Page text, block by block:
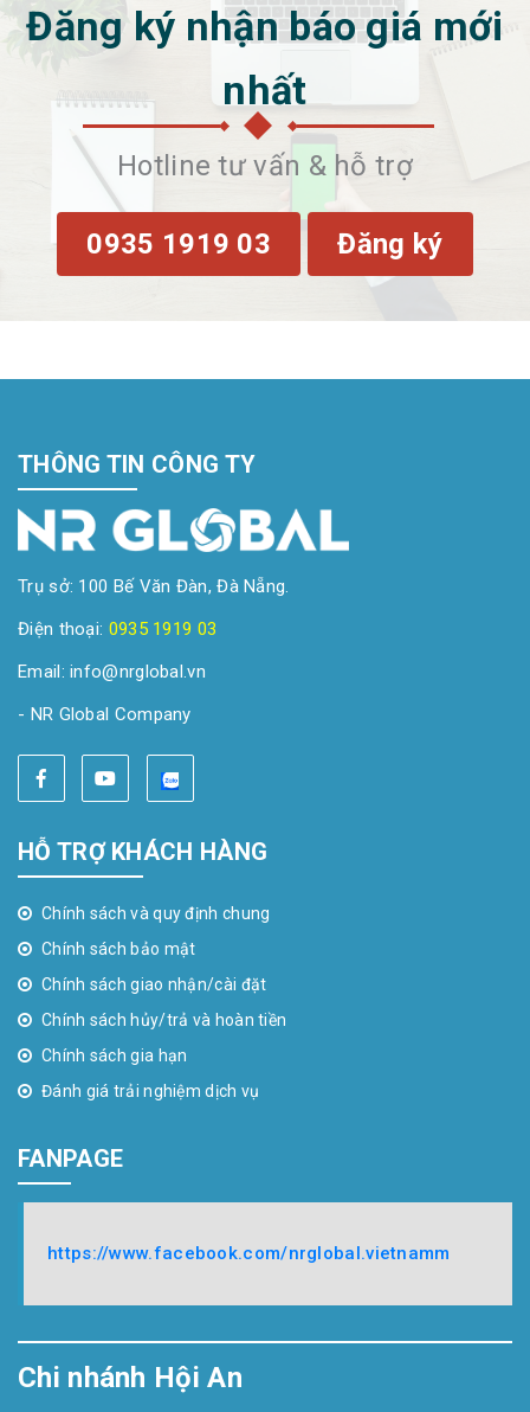
Đăng ký nhận báo giá mới
nhất
Hotline tư vấn & hỗ trợ
0935 1919 03 Đăng ký
THÔNG TIN CÔNG TY
Trụ sở: 100 Bế Văn Đàn, Đà Nẵng.
Điện thoại: 0935 1919 03
Email: info@nrglobal.vn
- NR Global Company
HỖ TRỢ KHÁCH HÀNG
Chính sách và quy định chung
Chính sách bảo mật
Chính sách giao nhận/cài đặt
Chính sách hủy/trả và hoàn tiền
Chính sách gia hạn
Đánh giá trải nghiệm dịch vụ
FANPAGE
https://www.facebook.com/nrglobal.vietnamm
Chi nhánh Hội An